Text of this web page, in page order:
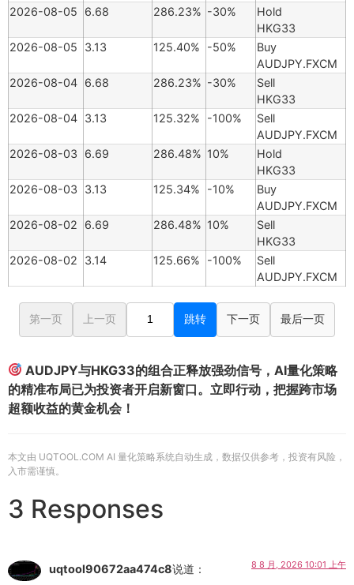
2026-08-05
6.68 286.23% -30%
Hold
HKG33
2026-08-05
3.13 125.40% -50%
Buy
AUDJPY.FXCM
2026-08-04 6.68 286.23% -30%
Sell
HKG33
2026-08-04 3.13 125.32% -100%
Sell
AUDJPY.FXCM
2026-08-03
6.69 286.48% 10%
Hold
HKG33
2026-08-03
3.13 125.34% -10%
Buy
AUDJPY.FXCM
2026-08-02
6.69 286.48% 10%
Sell
HKG33
2026-08-02
3.14 125.66% -100%
Sell
AUDJPY.FXCM
第一页 上一页 跳转 下一页 最后一页
AUDJPY与HKG33的组合正释放强劲信号，AI量化策略
的精准布局已为投资者开启新窗口。立即行动，把握跨市场
超额收益的黄金机会！
本文由 UQTOOL.COM AI 量化策略系统自动生成，数据仅供参考，投资有风险，
入市需谨慎。
3 Responses
uqtool90672aa474c8说道： 8 8 月, 2026 10:01 上午